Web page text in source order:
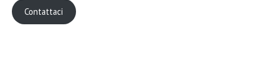
Contattaci